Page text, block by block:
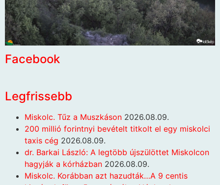
Facebook
Legfrissebb
Miskolc. Tűz a Muszkáson 2026.08.09.
200 millió forintnyi bevételt titkolt el egy miskolci
taxis cég 2026.08.09.
dr. Barkai László: A legtöbb újszülöttet Miskolcon
hagyják a kórházban 2026.08.09.
Miskolc. Korábban azt hazudták…A 9 centis